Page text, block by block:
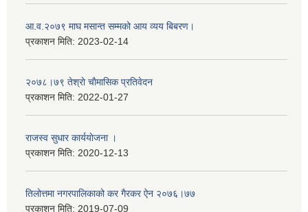
आ.व.२०७९ माघ मसान्त सम्मको आय व्यय बिबरण।
प्रकाशन मिति: 2023-02-14
२०७८।७९ तेश्राे चाैमासिक प्रतिवेदन
प्रकाशन मिति: 2022-01-27
राजस्व सुधार कार्ययाेजना ।
प्रकाशन मिति: 2020-12-13
तिलोत्तमा नगरपालिकाको कर गैरकर ऐन २०७६।७७
प्रकाशन मिति: 2019-07-09